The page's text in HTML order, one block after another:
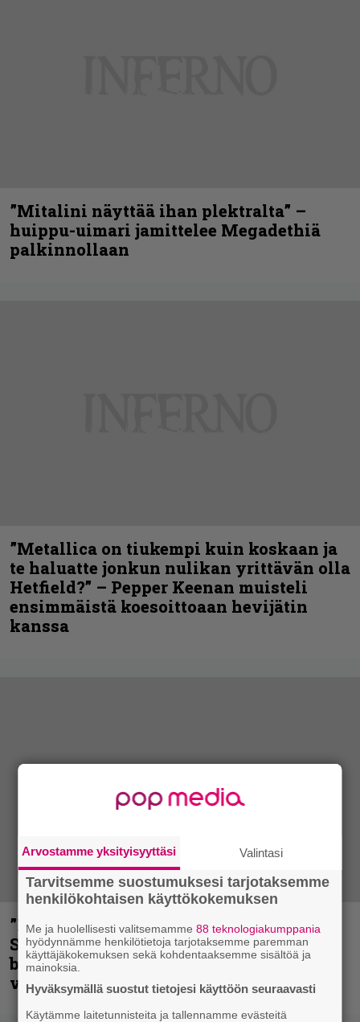
”Mitalini näyttää ihan plektralta” –
huippu-uimari jamittelee Megadethiä
palkinnollaan
”Metallica on tiukempi kuin koskaan ja
te haluatte jonkun nulikan yrittävän olla
Hetfield?” – Pepper Keenan muisteli
ensimmäistä koesoittoaan hevijätin
kanssa
”He ovat tuoneet soittoon jotain uutta” –
Sepulturan Andreas Kisser nimeää
bändin, jonka riffit ovat tehneet
vaikutuksen
Arvostamme yksityisyyttäsi Valintasi
Tarvitsemme suostumuksesi tarjotaksemme
henkilökohtaisen käyttökokemuksen
Me ja huolellisesti valitsemamme88 teknologiakumppania
hyödynnämme henkilötietoja tarjotaksemme paremman
käyttäjäkokemuksen sekä kohdentaaksemme sisältöä ja
mainoksia.
Hyväksymällä suostut tietojesi käyttöön seuraavasti
Käytämme laitetunnisteita ja tallennamme evästeitä